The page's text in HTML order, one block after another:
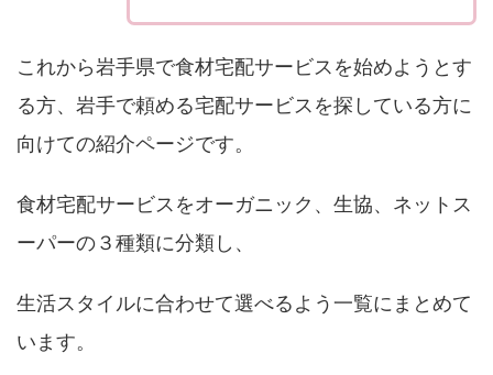
これから岩手県で食材宅配サービスを始めようとす
る方、岩手で頼める宅配サービスを探している方に
向けての紹介ページです。
食材宅配サービスをオーガニック、生協、ネットス
ーパーの３種類に分類し、
生活スタイルに合わせて選べるよう一覧にまとめて
います。